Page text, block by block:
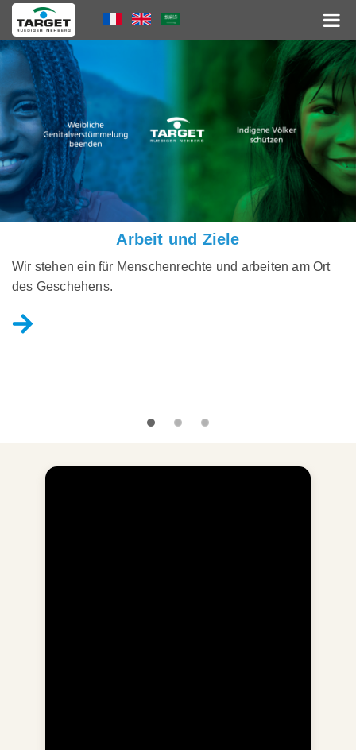
Direkt
zum
Inhalt
Language
Menu
Hauptnavigation
Arbeit und Ziele
Wir stehen ein für Menschenrechte und arbeiten am Ort
des Geschehens.